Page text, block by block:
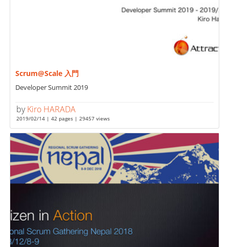
Scrum@Scale 入門
Developer Summit 2019
byKiro HARADA
2019/02/14 | 42 pages | 29457 views